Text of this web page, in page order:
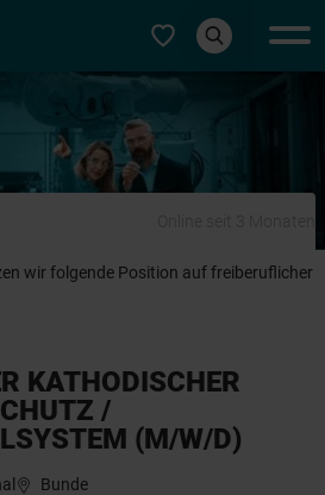
wir folgende Position auf freiberuflicher
KATHODISCHER
/
(M/W/D)
Bunde